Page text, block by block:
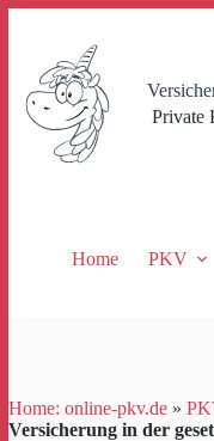
springen
Private
Home PKV
Home: online-pkv.de »
Versicherung in der